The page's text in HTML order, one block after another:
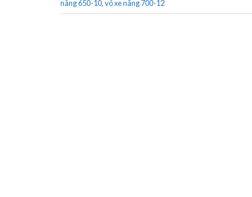
nâng 650-10,vỏ xe nâng 700-12